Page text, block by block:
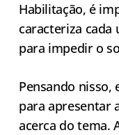
Habilitação, é
caracteriza cada
para impedir o
Pensando nisso,
para apresentar
acerca do tema.